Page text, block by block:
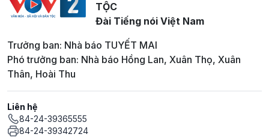
TỘC
Đài Tiếng nói Việt Nam
Trưởng ban: Nhà báo TUYẾT MAI
Phó trưởng ban: Nhà báo Hồng Lan, Xuân Thọ, Xuân
Thân, Hoài Thu
Liên hệ
84-24-39365555
84-24-39342724